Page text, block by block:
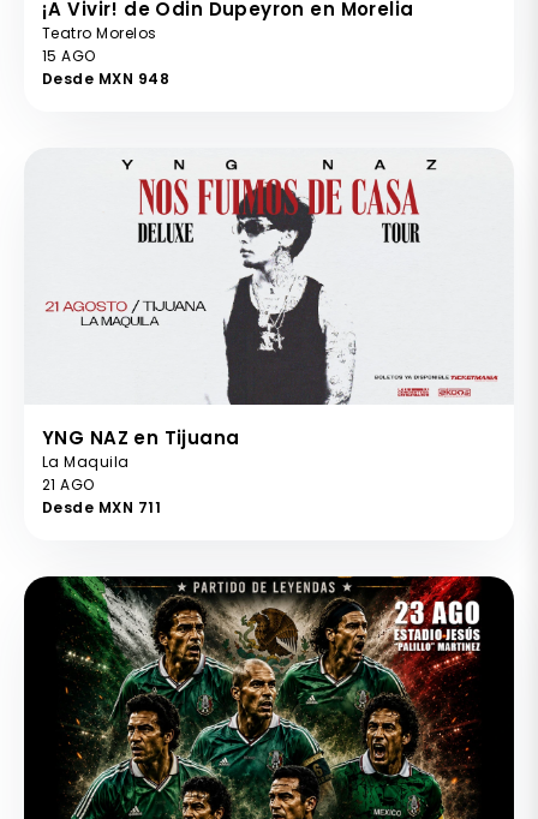
¡A Vivir! de Odin Dupeyron en Morelia
Teatro Morelos
15 AGO
Desde MXN 948
YNG NAZ en Tijuana
La Maquila
21 AGO
Desde MXN 711